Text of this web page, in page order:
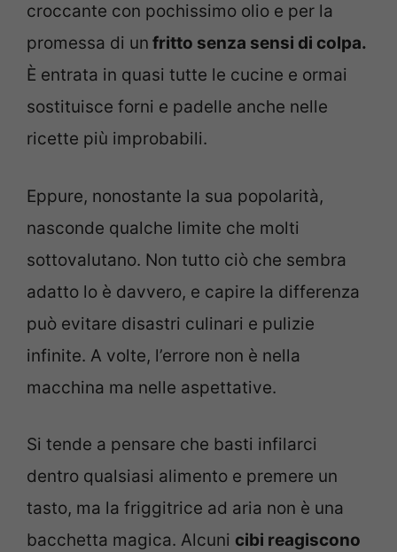
croccante con pochissimo olio e per la
promessa di un fritto senza sensi di colpa.
È entrata in quasi tutte le cucine e ormai
sostituisce forni e padelle anche nelle
ricette più improbabili.
Eppure, nonostante la sua popolarità,
nasconde qualche limite che molti
sottovalutano. Non tutto ciò che sembra
adatto lo è davvero, e capire la differenza
può evitare disastri culinari e pulizie
infinite. A volte, l’errore non è nella
macchina ma nelle aspettative.
Si tende a pensare che basti infilarci
dentro qualsiasi alimento e premere un
tasto, ma la friggitrice ad aria non è una
bacchetta magica. Alcuni cibi reagiscono